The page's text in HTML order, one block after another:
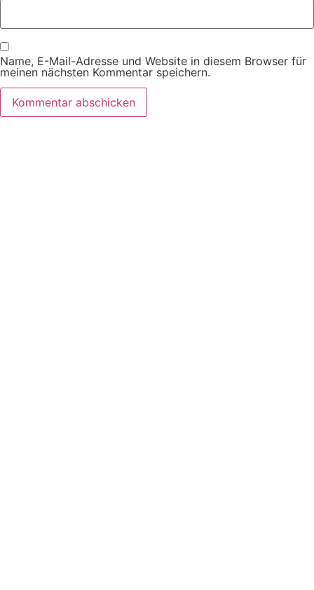
Name, E-Mail-Adresse und Website in diesem Browser für
meinen nächsten Kommentar speichern.